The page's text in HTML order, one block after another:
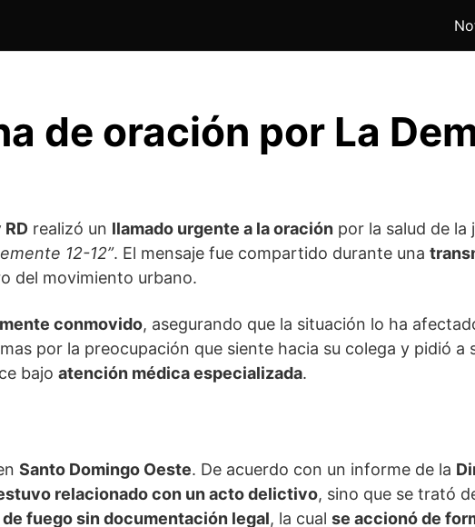
de oración por La
RD realizó un llamado urgente a la oración por la salud de la
12-12”. El mensaje fue compartido durante una
del movimiento urbano.
conmovido, asegurando que la situación lo ha
por la preocupación que siente hacia su colega y pidió a
bajo atención médica especializada.
Santo Domingo Oeste. De acuerdo con un informe de la
relacionado con un acto delictivo, sino que se trató
de fuego sin documentación legal, la cual se accionó de